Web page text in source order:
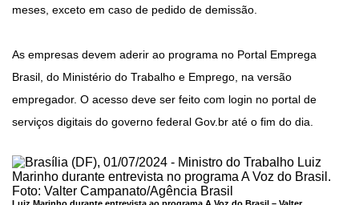
meses, exceto em caso de pedido de demissão.
As empresas devem aderir ao programa no Portal Emprega
Brasil, do Ministério do Trabalho e Emprego, na versão
empregador. O acesso deve ser feito com login no portal de
serviços digitais do governo federal Gov.br até o fim do dia.